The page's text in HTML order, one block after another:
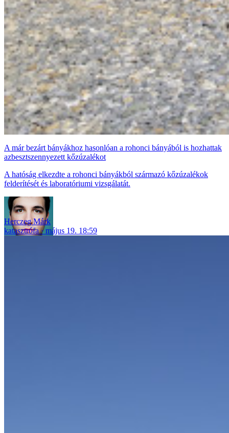
A már bezárt bányákhoz hasonlóan a rohonci bányából is hozhattak
azbesztszennyezett kőzúzalékot
A hatóság elkezdte a rohonci bányákból származó kőzúzalékok
felderítését és laboratóriumi vizsgálatát.
Herczeg Márk
katasztrófa
május 19. 18:59